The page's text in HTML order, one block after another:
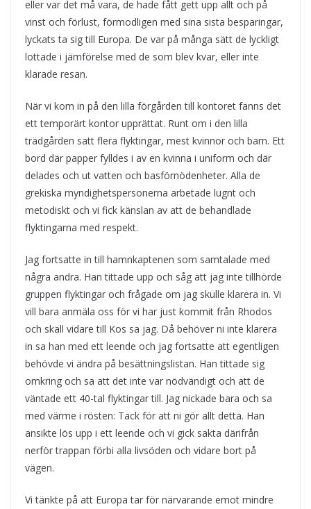
eller var det må vara, de hade fått gett upp allt och på
vinst och förlust, förmodligen med sina sista besparingar,
lyckats ta sig till Europa. De var på många sätt de lyckligt
lottade i jämförelse med de som blev kvar, eller inte
klarade resan.
När vi kom in på den lilla förgården till kontoret fanns det
ett temporärt kontor upprättat. Runt om i den lilla
trädgården satt flera flyktingar, mest kvinnor och barn. Ett
bord där papper fylldes i av en kvinna i uniform och där
delades och ut vatten och basförnödenheter. Alla de
grekiska myndighetspersonerna arbetade lugnt och
metodiskt och vi fick känslan av att de behandlade
flyktingarna med respekt.
Jag fortsatte in till hamnkaptenen som samtalade med
några andra. Han tittade upp och såg att jag inte tillhörde
gruppen flyktingar och frågade om jag skulle klarera in. Vi
vill bara anmäla oss för vi har just kommit från Rhodos
och skall vidare till Kos sa jag. Då behöver ni inte klarera
in sa han med ett leende och jag fortsatte att egentligen
behövde vi ändra på besättningslistan. Han tittade sig
omkring och sa att det inte var nödvändigt och att de
väntade ett 40-tal flyktingar till. Jag nickade bara och sa
med värme i rösten: Tack för att ni gör allt detta. Han
ansikte lös upp i ett leende och vi gick sakta därifrån
nerför trappan förbi alla livsöden och vidare bort på
vägen.
Vi tänkte på att Europa tar för närvarande emot mindre